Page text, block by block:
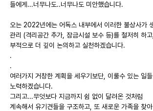
들에게...너무나도..너무나도 미안했습니다.
오는 2022년에는 어독스 내부에서 이러한 불상사가
관리 (격리공간 추가, 잠금시설 보수 등)를 철저히 하
부적으로 더 깊이 논의하고 실천하겠습니다.
.
.
여러가지 거창한 계획을 세우기보단, 이룰수 있는 일
노력하겠습니다.
그리고...무엇보다 지금까지 쉼 없이 달려온 것처럼
계속해서 유기견들을 구조하고, 또 새로운 가족을 찾